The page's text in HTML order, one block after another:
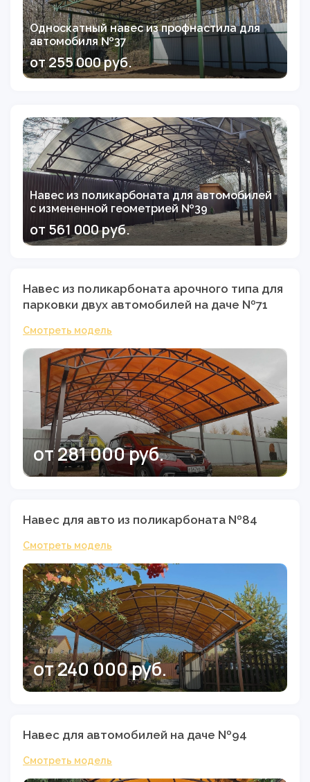
Односкатный навес из профнастила для
автомобиля №37
от 255 000 руб.
Навес из поликарбоната для автомобилей
с измененной геометрией №39
от 561 000 руб.
Навес из поликарбоната арочного типа для
парковки двух автомобилей на даче №71
Смотреть модель
от 281 000 руб.
Навес для авто из поликарбоната №84
Смотреть модель
от 240 000 руб.
Навес для автомобилей на даче №94
Смотреть модель